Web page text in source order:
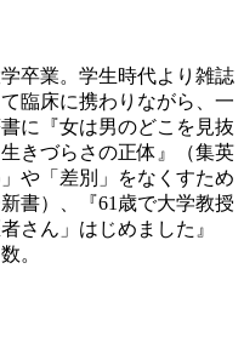
卒業。学生時代より雑誌
臨床に携わりながら、一
に『女は男のどこを見抜
きづらさの正体』（集英
や「差別」をなくすため
書）、『61歳で大学教授
さん」はじめました』
。